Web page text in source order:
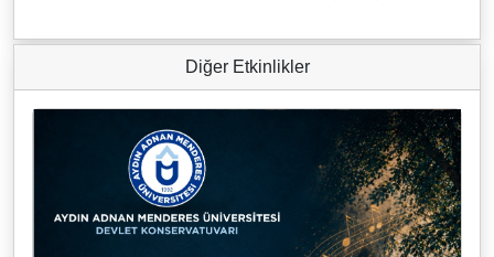
Diğer Etkinlikler